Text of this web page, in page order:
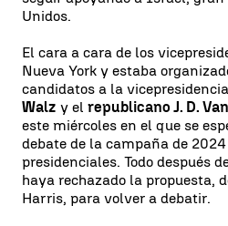
Unidos.
El cara a cara de los
Nueva York y estaba
candidatos a la
Walz y el republicano J. D.
este miércoles en el que se
debate de la campaña de
presidenciales. Todo después
haya rechazado la propuesta,
Harris, para volver a debatir.